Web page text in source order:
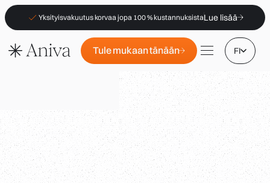
Yksityisvakuutus korvaa jopa 100 % kustannuksistaLue lisää
Tule mukaan tänään FI
Toimipisteet
Jäsenyys